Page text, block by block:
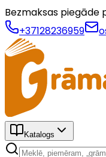
Bezmaksas piegāde
+37128236959
Katalogs